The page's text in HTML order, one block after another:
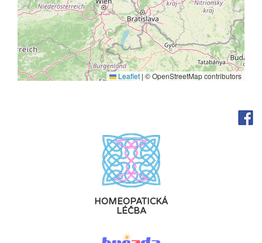
Leaflet | © OpenStreetMap contributors
HOMEOPATICKÁ
LÉČBA